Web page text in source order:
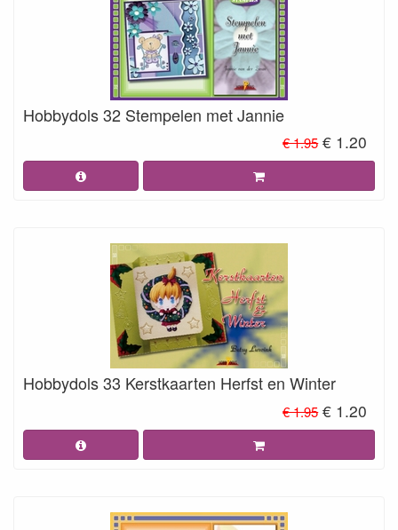
Hobbydols 32 Stempelen met Jannie
€ 1.95 € 1.20
Hobbydols 33 Kerstkaarten Herfst en Winter
€ 1.95 € 1.20